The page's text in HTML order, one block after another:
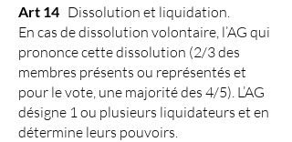
Art 14 Dissolution et liquidation.
En cas de dissolution volontaire, l’AG qui
prononce cette dissolution (2/3 des
membres présents ou représentés et
pour le vote, une majorité des 4/5). L’AG
désigne 1 ou plusieurs liquidateurs et en
détermine leurs pouvoirs.